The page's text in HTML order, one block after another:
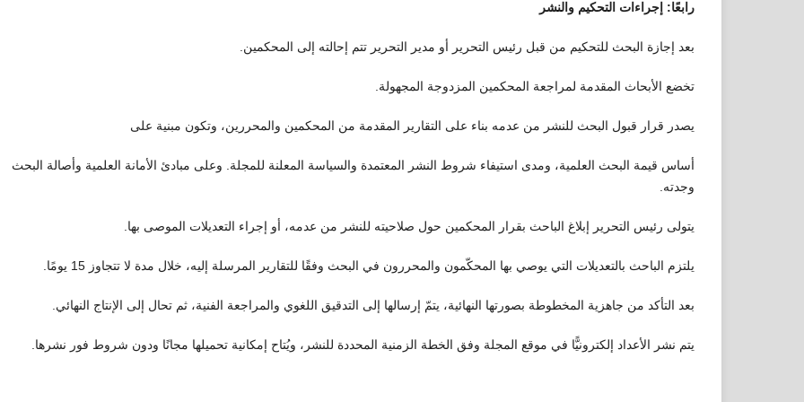
رابعًا: إجراءات التحكيم والنشر
بعد إجازة البحث للتحكيم من قبل رئيس التحرير أو مدير التحرير تتم إحالته إلى المحكمين.
تخضع الأبحاث المقدمة لمراجعة المحكمين المزدوجة المجهولة.
يصدر قرار قبول البحث للنشر من عدمه بناء على التقارير المقدمة من المحكمين والمحررين، وتكون مبنية على
أساس قيمة البحث العلمية، ومدى استيفاء شروط النشر المعتمدة والسياسة المعلنة للمجلة. وعلى مبادئ الأمانة العلمية وأصالة البحث
وجدته.
يتولى رئيس التحرير إبلاغ الباحث بقرار المحكمين حول صلاحيته للنشر من عدمه، أو إجراء التعديلات الموصى بها.
يلتزم الباحث بالتعديلات التي يوصي بها المحكّمون والمحررون في البحث وفقًا للتقارير المرسلة إليه، خلال مدة لا تتجاوز 15 يومًا.
بعد التأكد من جاهزية المخطوطة بصورتها النهائية، يتمّ إرسالها إلى التدقيق اللغوي والمراجعة الفنية، ثم تحال إلى الإنتاج النهائي.
يتم نشر الأعداد إلكترونيًّا في موقع المجلة وفق الخطة الزمنية المحددة للنشر، ويُتاح إمكانية تحميلها مجانًا ودون شروط فور نشرها.